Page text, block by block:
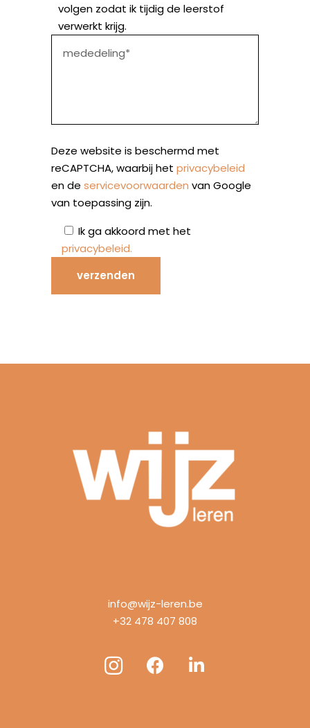
volgen zodat ik tijdig de leerstof
verwerkt krijg.
Deze website is beschermd met
reCAPTCHA, waarbij het privacybeleid
en de servicevoorwaarden van Google
van toepassing zijn.
Ik ga akkoord met het
privacybeleid.
verzenden
info@wijz-leren.be
+32 478 407 808